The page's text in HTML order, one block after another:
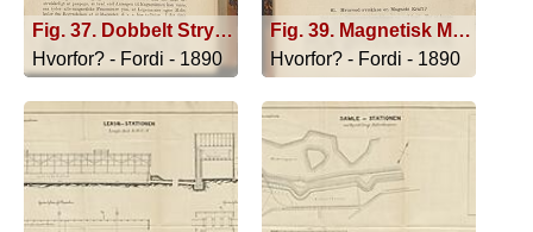
Fig. 37. Dobbelt Strygning; første Metode.; Fig. 38. Dobbelt Strygning; anden Metode.
Hvorfor? - Fordi - 1890
Fig. 39. Magnetisk Magasin.
Hvorfor? - Fordi - 1890